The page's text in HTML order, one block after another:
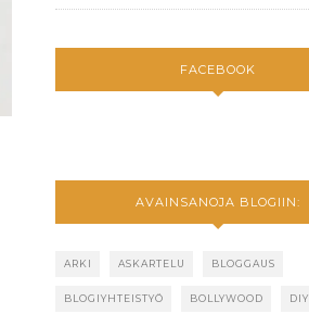
FACEBOOK
AVAINSANOJA BLOGIIN:
ARKI ASKARTELU BLOGGAUS
BLOGIYHTEISTYÖ BOLLYWOOD DIY